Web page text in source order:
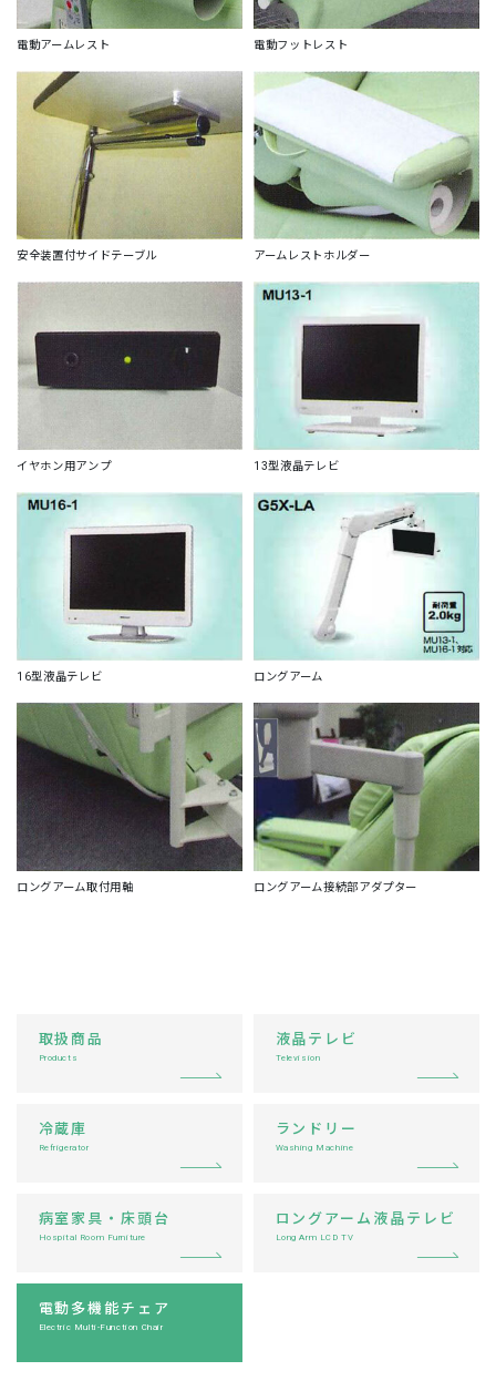
電動アームレスト 電動フットレスト
安全装置付サイドテーブル アームレストホルダー
イヤホン用アンプ 13型液晶テレビ
16型液晶テレビ ロングアーム
ロングアーム取付用軸 ロングアーム接続部アダプター
取扱商品
Products
液晶テレビ
Television
冷蔵庫
Refrigerator
ランドリー
Washing Machine
病室家具・床頭台
Hospital Room Furniture
ロングアーム液晶テレビ
Long Arm LCD TV
電動多機能チェア
Electric Multi-Function Chair